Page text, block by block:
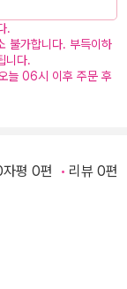
.
불가합니다. 부득이하
니다.
늘 06시 이후 주문 후
평 0편 리뷰 0편